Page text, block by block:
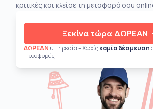
κριτικές και κλείσε τη μεταφορά σου
Ξεκίνα τώρα ΔΩΡΕΑΝ
ΔΩΡΕΑΝ υπηρεσία – Χωρίςκαμία δέσμευση
προσφοράς